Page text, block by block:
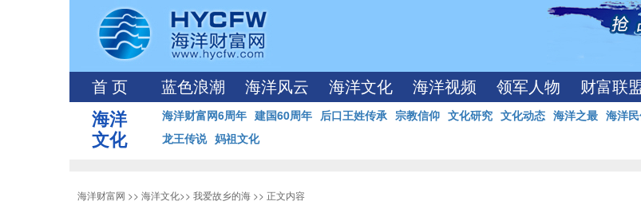
首 页 蓝色浪潮 海洋风云 海洋文化 海洋视频 领军人物 财富联
海洋
文化
海洋财富网6周年 建国60周年 后口王姓传承 宗教信仰 文化研究 文化动态 海洋之最 海洋
龙王传说 妈祖文化
海洋财富网 >> 海洋文化>> 我爱故乡的海 >> 正文内容